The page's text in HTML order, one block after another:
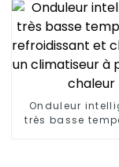
Onduleur
très basse